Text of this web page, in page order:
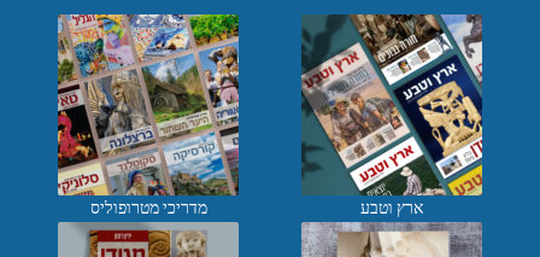
ארץ וטבע מדריכי מטרופוליס